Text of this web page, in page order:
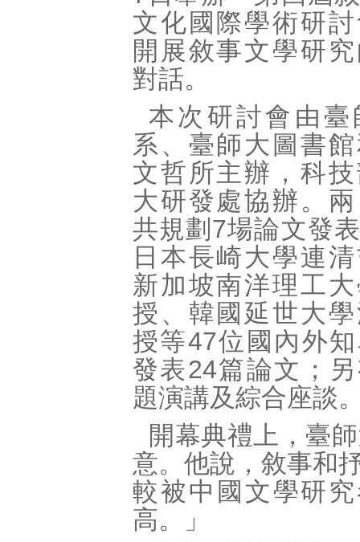
文化國際學術研
開展敘事文學研
對話。
本次研討會由臺
系、臺師大圖書
文哲所主辦，科
大研發處協辦。
共規劃7場論文發
日本長崎大學連
新加坡南洋理工
授、韓國延世大
授等47位國內外
發表24篇論文；
題演講及綜合座談
開幕典禮上，臺
意。他說，敘事和
較被中國文學研
高。」